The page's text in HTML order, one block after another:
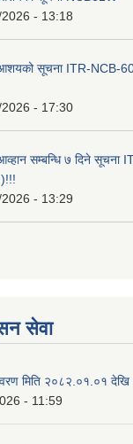
- 13:18
आशयको सूचना ITR-NCB-
- 17:30
सम्बन्धि ७ दिने
- 13:29
सेवा
विवरण मिति २०८२.०१.०१
- 11:59